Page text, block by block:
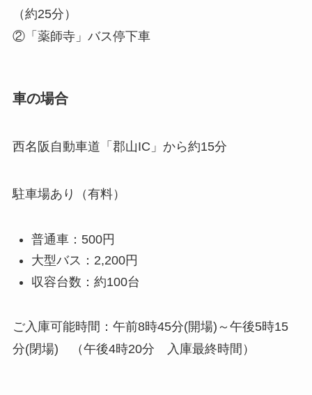
（約25分）
②「薬師寺」バス停下車
車の場合
西名阪自動車道「郡山IC」から約15分
駐車場あり（有料）
普通車：500円
大型バス：2,200円
収容台数：約100台
ご入庫可能時間：午前8時45分(開場)～午後5時15
分(閉場) （午後4時20分 入庫最終時間）